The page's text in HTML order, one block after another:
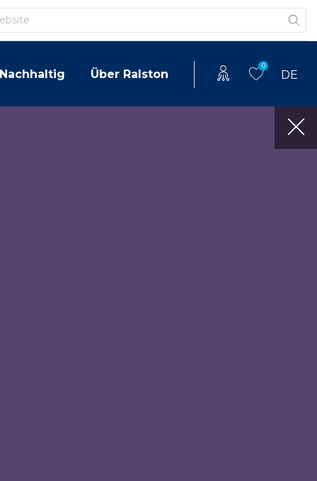
Nachhaltig Über Ralston
0
DE